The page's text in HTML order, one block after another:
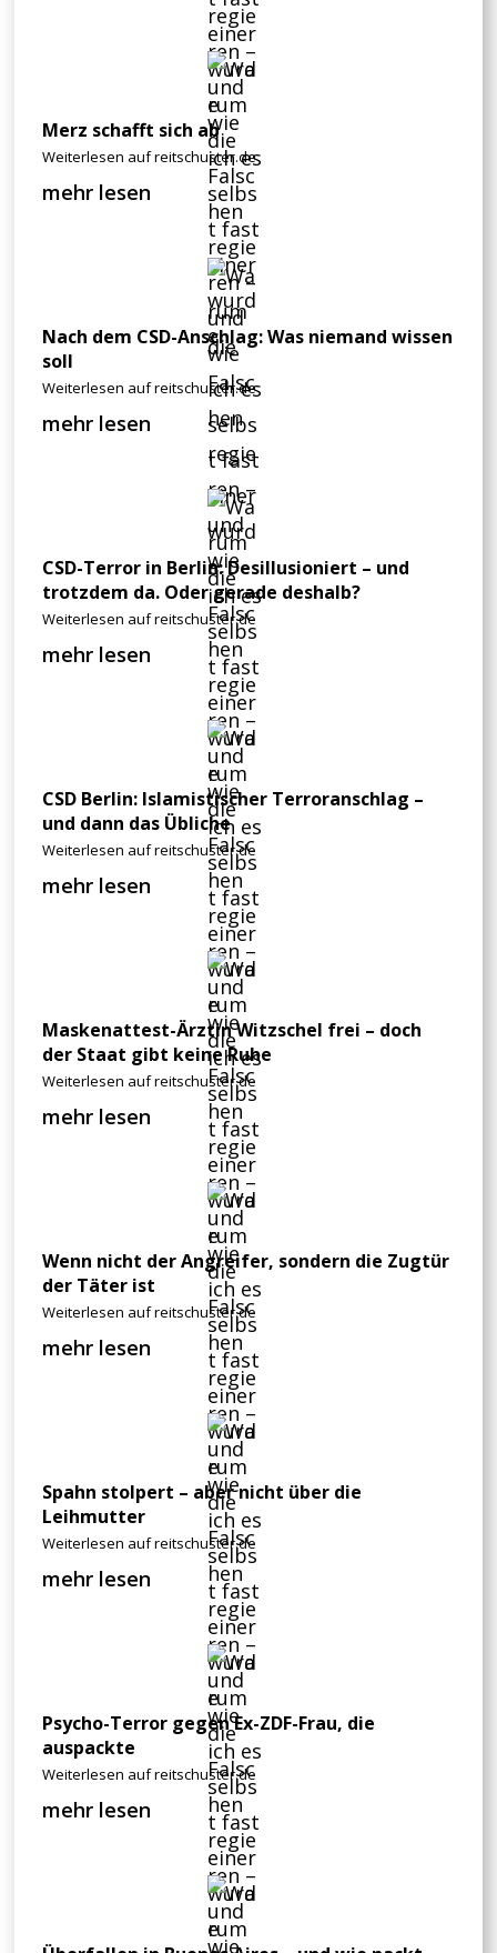
Merz schafft sich ab
Weiterlesen auf reitschuster.de
mehr lesen
Nach dem CSD-Anschlag: Was niemand wissen
soll
Weiterlesen auf reitschuster.de
mehr lesen
CSD-Terror in Berlin: Desillusioniert – und
trotzdem da. Oder gerade deshalb?
Weiterlesen auf reitschuster.de
mehr lesen
CSD Berlin: Islamistischer Terroranschlag –
und dann das Übliche
Weiterlesen auf reitschuster.de
mehr lesen
Maskenattest-Ärztin Witzschel frei – doch
der Staat gibt keine Ruhe
Weiterlesen auf reitschuster.de
mehr lesen
Wenn nicht der Angreifer, sondern die Zugtür
der Täter ist
Weiterlesen auf reitschuster.de
mehr lesen
Spahn stolpert – aber nicht über die
Leihmutter
Weiterlesen auf reitschuster.de
mehr lesen
Psycho-Terror gegen Ex-ZDF-Frau, die
auspackte
Weiterlesen auf reitschuster.de
mehr lesen